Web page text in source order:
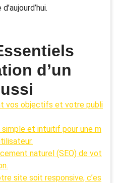
d’un
vos objectifs et votre publi
simple et intuitif pour une m
naturel (SEO) de vot
site soit responsive, c’es